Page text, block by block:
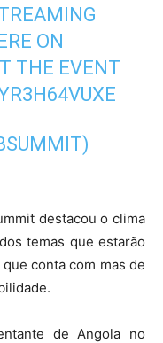
ON
THE EVENT
destacou o clima
temas que estarão
conta com mas de
de Angola no